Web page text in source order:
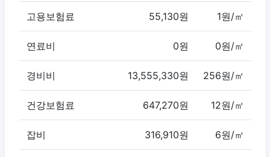
고용보험료 55,130원 1원/㎡
연료비 0원 0원/㎡
경비비 13,555,330원 256원/㎡
건강보험료 647,270원 12원/㎡
잡비 316,910원 6원/㎡